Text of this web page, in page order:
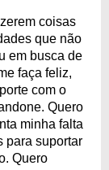
coisas
que não
em busca de
faça feliz,
com o
Quero
minha falta
para suportar
Quero